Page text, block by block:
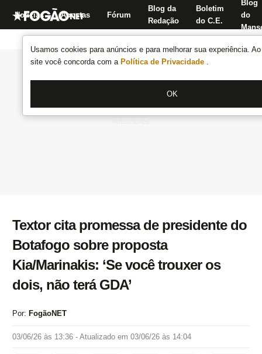
Usamos cookies para anúncios e para melhorar sua experiência.
site você concorda com a Política de Privacidade .
OK
Notícias Apostas Fórum
Blog da
Redação
Boletim
do C.E.
Blog
do
Textor cita promessa de presidente do
Botafogo sobre proposta
Kia/Marinakis: ‘Se você trouxer os
dois, não terá GDA’
Por: FogãoNET
03/06/26 às 13:36 - Atualizado em 03/06/26 às 14:04